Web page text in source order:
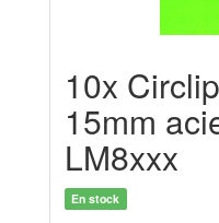
10x
15mm
LM8xxx
En stock